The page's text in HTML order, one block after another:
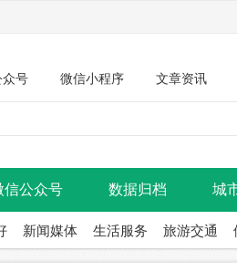
众号 微信小程序 文章资讯
信公众号 数据归档 城
新闻媒体 生活服务 旅游交通